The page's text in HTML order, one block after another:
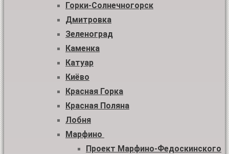
Горки-Солнечногорск
Дмитровка
Зеленоград
Каменка
Катуар
Киёво
Красная Горка
Красная Поляна
Лобня
Марфино
Проект Марфино-Федоскинского